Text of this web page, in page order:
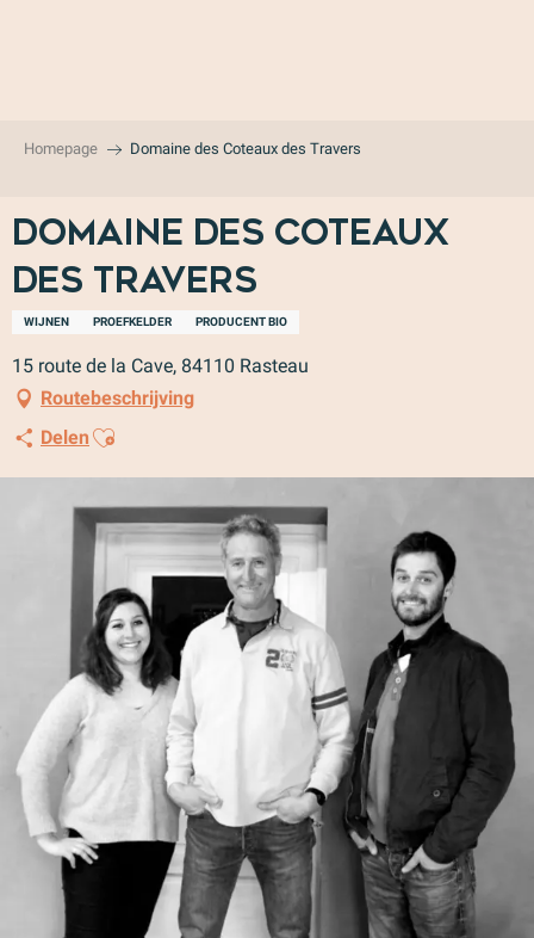
Homepage Domaine des Coteaux des Travers
Domaine des Coteaux
des Travers
WIJNEN PROEFKELDER PRODUCENT BIO
15 route de la Cave, 84110 Rasteau
Routebeschrijving
Delen Ajouter aux favoris